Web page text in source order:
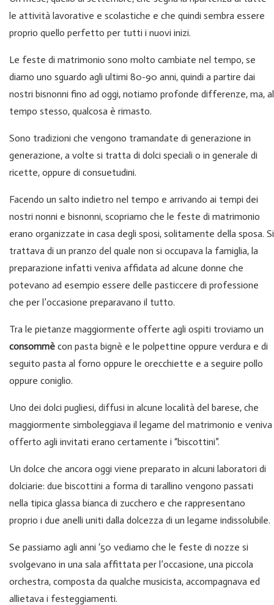
le attività lavorative e scolastiche e che quindi sembra essere
proprio quello perfetto per tutti i nuovi inizi.
Le feste di matrimonio sono molto cambiate nel tempo, se
diamo uno sguardo agli ultimi 80-90 anni, quindi a partire dai
nostri bisnonni fino ad oggi, notiamo profonde differenze, ma, al
tempo stesso, qualcosa è rimasto.
Sono tradizioni che vengono tramandate di generazione in
generazione, a volte si tratta di dolci speciali o in generale di
ricette, oppure di consuetudini.
Facendo un salto indietro nel tempo e arrivando ai tempi dei
nostri nonni e bisnonni, scopriamo che le feste di matrimonio
erano organizzate in casa degli sposi, solitamente della sposa. Si
trattava di un pranzo del quale non si occupava la famiglia, la
preparazione infatti veniva affidata ad alcune donne che
potevano ad esempio essere delle pasticcere di professione
che per l’occasione preparavano il tutto.
Tra le pietanze maggiormente offerte agli ospiti troviamo un
consommè con pasta bignè e le polpettine oppure verdura e di
seguito pasta al forno oppure le orecchiette e a seguire pollo
oppure coniglio.
Uno dei dolci pugliesi, diffusi in alcune località del barese, che
maggiormente simboleggiava il legame del matrimonio e veniva
offerto agli invitati erano certamente i “biscottini”.
Un dolce che ancora oggi viene preparato in alcuni laboratori di
dolciarie: due biscottini a forma di tarallino vengono passati
nella tipica glassa bianca di zucchero e che rappresentano
proprio i due anelli uniti dalla dolcezza di un legame indissolubile.
Se passiamo agli anni ‘50 vediamo che le feste di nozze si
svolgevano in una sala affittata per l’occasione, una piccola
orchestra, composta da qualche musicista, accompagnava ed
allietava i festeggiamenti.